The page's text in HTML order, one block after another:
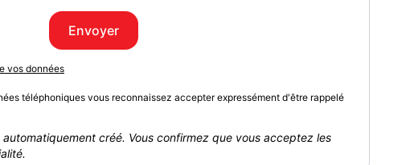
Envoyer
vos données
téléphoniques vous reconnaissez accepter expressément d'être rappelé
créé. Vous confirmez que vous acceptez les